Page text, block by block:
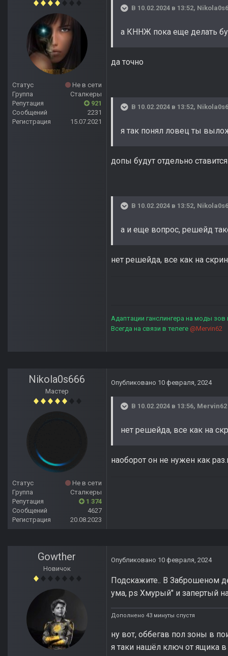
Статус
Не в сети
Группа
Сталкеры
Репутация
921
Сообщений
2231
Регистрация
15.07.2021
В 10.02.2024 в 13:52,
а КННЖ пока еще делать
да точно
В 10.02.2024 в 13:52,
я так понял ловец ты
допы будут отдельно
В 10.02.2024 в 13:52,
а и еще вопрос, решейд
нет решейда, все как на
Адаптации ганслингера на моды зов
Всегда на связи в телеге @Mervin62
Nikola0s666
Мастер
Статус
Не в сети
Группа
Сталкеры
Репутация
1 374
Сообщений
4627
Регистрация
20.08.2023
Опубликовано 10 февраля, 2024
В 10.02.2024 в 13:56, Mervin62
нет решейда, все как на
наоборот он не нужен как
Gowther
Новичок
Опубликовано 10 февраля, 2024
Подскажите.. В Заброшеном
ума, ps Хмурый" и запертый
Дополнено 43 минуты спустя
ну вот, оббегав пол зоны в
я таки нашёл ключ от ящика